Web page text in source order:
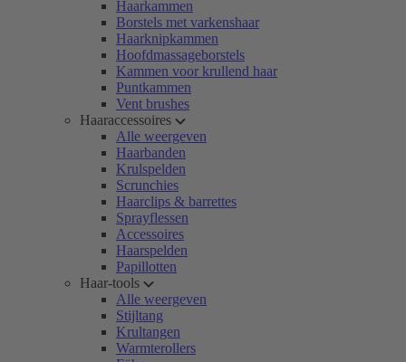
Haarkammen
Borstels met varkenshaar
Haarknipkammen
Hoofdmassageborstels
Kammen voor krullend haar
Puntkammen
Vent brushes
Haaraccessoires
Alle weergeven
Haarbanden
Krulspelden
Scrunchies
Haarclips & barrettes
Sprayflessen
Accessoires
Haarspelden
Papillotten
Haar-tools
Alle weergeven
Stijltang
Krultangen
Warmterollers